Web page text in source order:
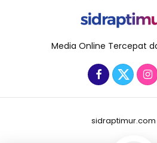
Media Online Tercepat
sidraptimur.com